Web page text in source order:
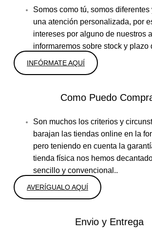
Somos como tú, somos diferentes
una atención personalizada, por
intereses por alguno de nuestros
informaremos sobre stock y plazo
INFÓRMATE AQUÍ
Como Puedo
Son muchos los criterios y
barajan las tiendas online en la
pero teniendo en cuenta la
tienda física nos hemos
sencillo y convencional..
AVERÍGUALO AQUÍ
Envio y Entrega